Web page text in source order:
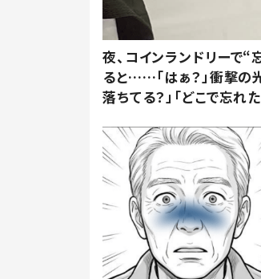
夜、コインランドリーで“
ると……「はぁ？」衝撃の
落ちてる？」「どこで忘れ